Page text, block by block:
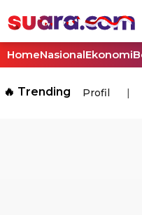
HomeNasionalEkonomi
🔥 Trending Profil